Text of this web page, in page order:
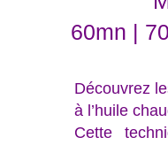
60mn |
Découvrez
à l’huile
Cette